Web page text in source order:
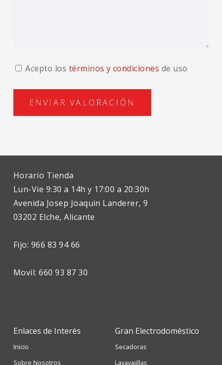
Acepto los términos y condiciones de uso
Horario Tienda
Lun-Vie 9:30 a 14h y 17:00 a 20:30h
Avenida Josep Joaquin Landerer, 9
03202 Elche, Alicante
Fijo: 966 83 94 66
Movil: 660 93 87 30
Enlaces de Interés
Inicio
Sobre Nosotros
Gran Electrodoméstico
Secadoras
Lavavajillas